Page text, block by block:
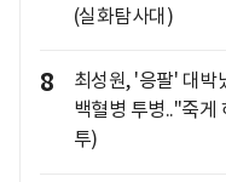
(실화탐사대)
8
최성원, '응팔' 대박
백혈병 투병.."죽게
투)